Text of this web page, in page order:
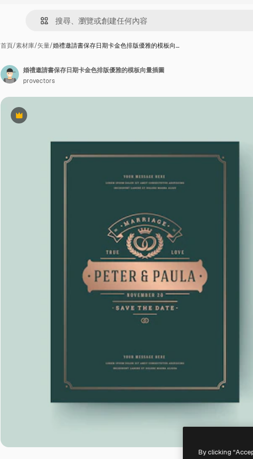
首頁/素材庫/矢量/婚禮邀請書保存日期卡金色排版優雅的模板向…
Premium
婚禮邀請書保存日期卡金色排版優雅的模板向量插圖
provectors
By clicking